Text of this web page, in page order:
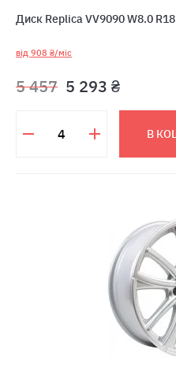
Диск Replica VV9090 W8.0
від 908 ₴/міс
5 457 5 293 ₴
В